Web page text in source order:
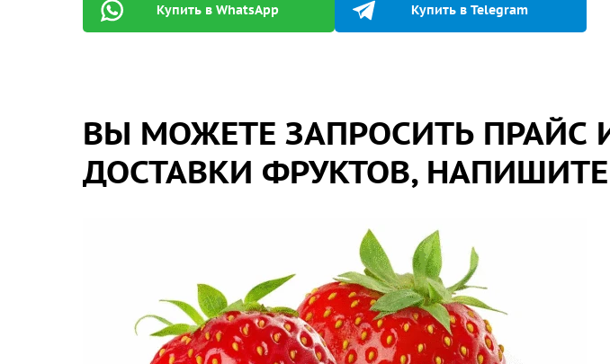
Купить в WhatsApp Купить в Telegram
ВЫ МОЖЕТЕ ЗАПРОСИТЬ ПРАЙС
ДОСТАВКИ ФРУКТОВ,